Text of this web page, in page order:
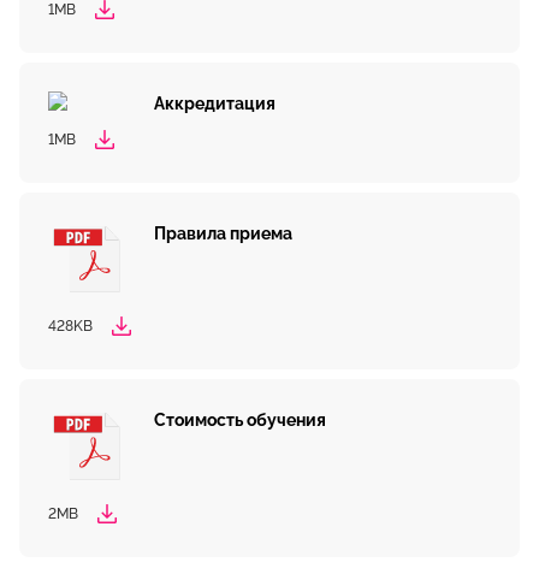
1MB
Аккредитация
1MB
Правила приема
428KB
Стоимость обучения
2MB